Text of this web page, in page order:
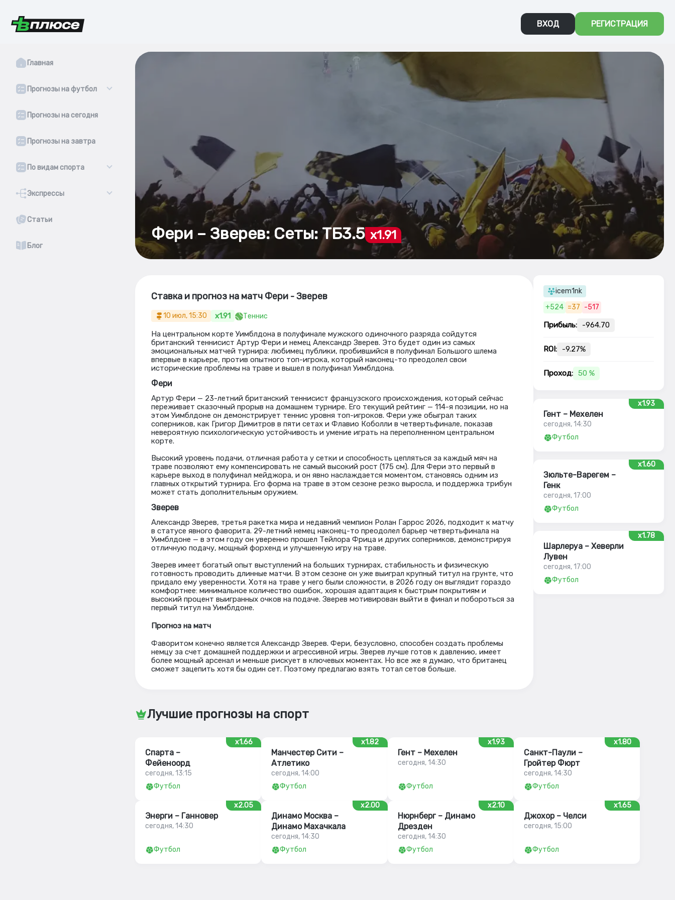
ВХОД РЕГИСТРАЦИЯ
Главная
Прогнозы на футбол
Прогнозы на сегодня
Прогнозы на завтра
По видам спорта
Экспрессы
Статьи
Блог
Фери – Зверев: Сеты: ТБ3.5 x1.91
Ставка и прогноз на матч Фери - Зверев
10 июл, 15:30 x1.91 Теннис
На центральном корте Уимблдона в полуфинале мужского одиночного разряда сойдутся
британский теннисист Артур Фери и немец Александр Зверев. Это будет один из самых
эмоциональных матчей турнира: любимец публики, пробившийся в полуфинал Большого шлема
впервые в карьере, против опытного топ-игрока, который наконец-то преодолел свои
исторические проблемы на траве и вышел в полуфинал Уимблдона.
Фери
Артур Фери — 23-летний британский теннисист французского происхождения, который сейчас
переживает сказочный прорыв на домашнем турнире. Его текущий рейтинг — 114-я позиции, но на
этом Уимблдоне он демонстрирует теннис уровня топ-игроков. Фери уже обыграл таких
соперников, как Григор Димитров в пяти сетах и Флавио Коболли в четвертьфинале, показав
невероятную психологическую устойчивость и умение играть на переполненном центральном
корте.
Высокий уровень подачи, отличная работа у сетки и способность цепляться за каждый мяч на
траве позволяют ему компенсировать не самый высокий рост (175 см). Для Фери это первый в
карьере выход в полуфинал мейджора, и он явно наслаждается моментом, становясь одним из
главных открытий турнира. Его форма на траве в этом сезоне резко выросла, и поддержка трибун
может стать дополнительным оружием.
Зверев
Александр Зверев, третья ракетка мира и недавний чемпион Ролан Гаррос 2026, подходит к матчу
в статусе явного фаворита. 29-летний немец наконец-то преодолел барьер четвертьфинала на
Уимблдоне — в этом году он уверенно прошел Тейлора Фрица и других соперников, демонстрируя
отличную подачу, мощный форхенд и улучшенную игру на траве.
Зверев имеет богатый опыт выступлений на больших турнирах, стабильность и физическую
готовность проводить длинные матчи. В этом сезоне он уже выиграл крупный титул на грунте, что
придало ему уверенности. Хотя на траве у него были сложности, в 2026 году он выглядит гораздо
комфортнее: минимальное количество ошибок, хорошая адаптация к быстрым покрытиям и
высокий процент выигранных очков на подаче. Зверев мотивирован выйти в финал и побороться за
первый титул на Уимблдоне.
Прогноз на матч
Фаворитом конечно является Александр Зверев. Фери, безусловно, способен создать проблемы
немцу за счет домашней поддержки и агрессивной игры. Зверев лучше готов к давлению, имеет
более мощный арсенал и меньше рискует в ключевых моментах. Но все же я думаю, что британец
сможет зацепить хотя бы один сет. Поэтому предлагаю взять тотал сетов больше.
icem1nk
+524 =37 -517
Прибыль: -964.70
ROI: -9.27%
Проход: 50 %
x1.93
Гент – Мехелен
сегодня, 14:30
Футбол
x1.60
Зюльте-Варегем –
Генк
сегодня, 17:00
Футбол
x1.78
Шарлеруа – Хеверли
Лувен
сегодня, 17:00
Футбол
Лучшие прогнозы на спорт
x1.66
Спарта –
Фейеноорд
сегодня, 13:15
Футбол
x1.82
Манчестер Сити –
Атлетико
сегодня, 14:00
Футбол
x1.93
Гент – Мехелен
сегодня, 14:30
Футбол
x1.80
Санкт-Паули –
Гройтер Фюрт
сегодня, 14:30
Футбол
x2.05
Энерги – Ганновер
сегодня, 14:30
Футбол
x2.00
Динамо Москва –
Динамо Махачкала
сегодня, 14:30
Футбол
x2.10
Нюрнберг – Динамо
Дрезден
сегодня, 14:30
Футбол
x1.65
Джохор – Челси
сегодня, 15:00
Футбол